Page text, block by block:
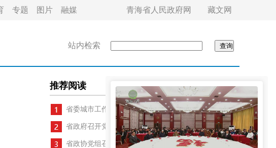
专题 图片 融媒 青海省人民政府网 藏文网
站内检索
推荐阅读
省委城市工作会议召开 吴晓军讲话 罗东川主持
省政府召开党组会议和常务会议 罗东川主持
省政协党组召开2025年度民主生活会